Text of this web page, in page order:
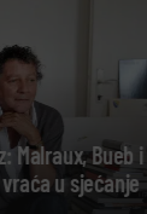
#SAMOKULTURA
Tako su govorili:
cijeli život